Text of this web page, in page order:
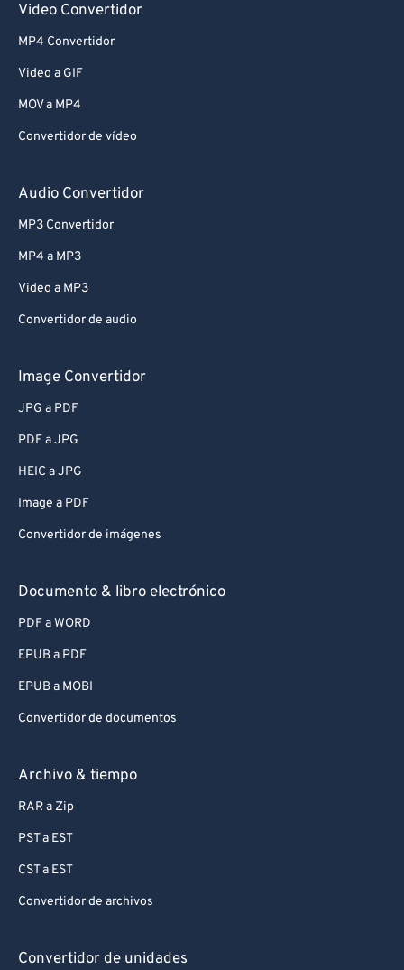
Video Convertidor
MP4 Convertidor
Video a GIF
MOV a MP4
Convertidor de vídeo
Audio Convertidor
MP3 Convertidor
MP4 a MP3
Video a MP3
Convertidor de audio
Image Convertidor
JPG a PDF
PDF a JPG
HEIC a JPG
Image a PDF
Convertidor de imágenes
Documento & libro electrónico
PDF a WORD
EPUB a PDF
EPUB a MOBI
Convertidor de documentos
Archivo & tiempo
RAR a Zip
PST a EST
CST a EST
Convertidor de archivos
Convertidor de unidades